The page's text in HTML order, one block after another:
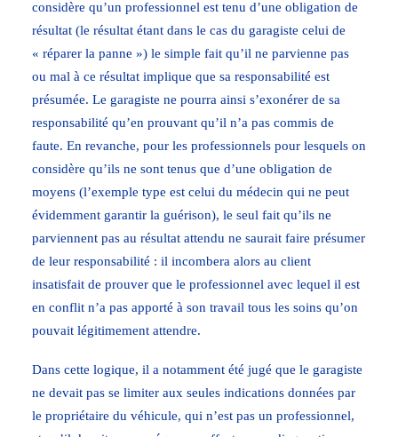
considère qu’un professionnel est tenu d’une obligation de
résultat (le résultat étant dans le cas du garagiste celui de
« réparer la panne ») le simple fait qu’il ne parvienne pas
ou mal à ce résultat implique que sa responsabilité est
présumée. Le garagiste ne pourra ainsi s’exonérer de sa
responsabilité qu’en prouvant qu’il n’a pas commis de
faute. En revanche, pour les professionnels pour lesquels on
considère qu’ils ne sont tenus que d’une obligation de
moyens (l’exemple type est celui du médecin qui ne peut
évidemment garantir la guérison), le seul fait qu’ils ne
parviennent pas au résultat attendu ne saurait faire présumer
de leur responsabilité : il incombera alors au client
insatisfait de prouver que le professionnel avec lequel il est
en conflit n’a pas apporté à son travail tous les soins qu’on
pouvait légitimement attendre.
Dans cette logique, il a notamment été jugé que le garagiste
ne devait pas se limiter aux seules indications données par
le propriétaire du véhicule, qui n’est pas un professionnel,